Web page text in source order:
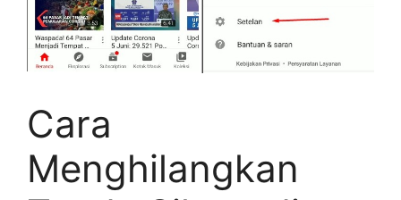
Cara
Menghilangkan